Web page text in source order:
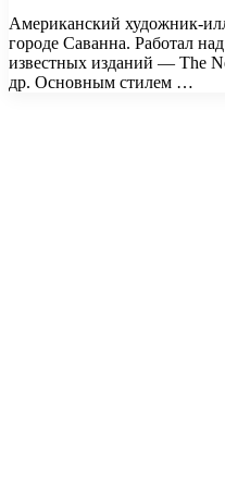
Американский художник-
городе Саванна. Работал
известных изданий — The
др. Основным стилем …